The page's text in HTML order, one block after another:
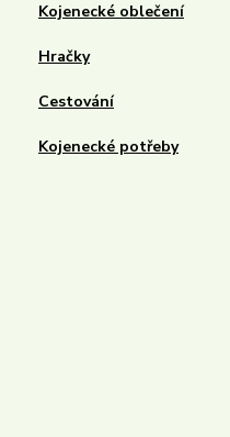
Kojenecké oblečení
Hračky
Cestování
Kojenecké potřeby